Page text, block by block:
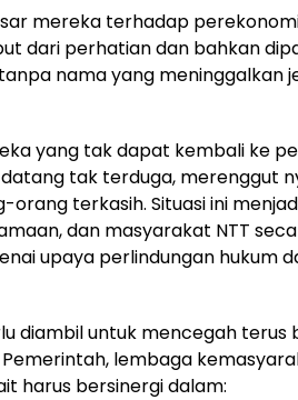
mereka terhadap
dari perhatian dan bahkan
nama yang meninggalkan
yang tak dapat kembali ke
tak terduga, merenggut
terkasih. Situasi ini
dan masyarakat NTT
upaya perlindungan hukum
diambil untuk mencegah terus
Pemerintah, lembaga
harus bersinergi dalam: